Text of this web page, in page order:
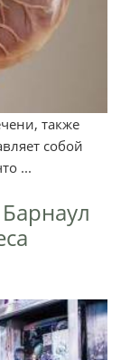
также
собой
...